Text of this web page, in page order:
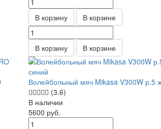
В корзину В корзине
В корзину В корзине
Волейбольный мяч Mikasa V300W р.5
(3.6)
В наличии
5600 руб.